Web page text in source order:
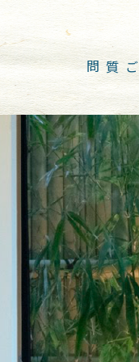
よくあるご質問